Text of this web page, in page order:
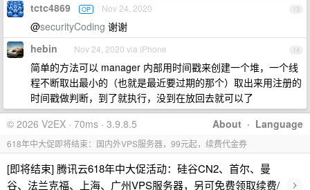
13
tctc4869 OP Nov 24, 2020
@securityCoding 谢谢
14
hebin Nov 24, 2020 via iPhone
简单的方法可以 manager 内部用时间戳来创建一个堆，一个线
程不断取出最小的（也就是最近要过期的那个）取出来用注册的
时间戳做判断，到了就执行，没到在放回去就可以了
About · Language
© 2026 V2EX · 70ms · 3.9.8.5
618年中大促即将结束：国内外VPS服务器，99元起，续费代金券
[即将结束] 腾讯云618年中大促活动：硅谷CN2、首尔、曼
谷、法兰克福、上海、广州VPS服务器，另可免费领取续费/
›